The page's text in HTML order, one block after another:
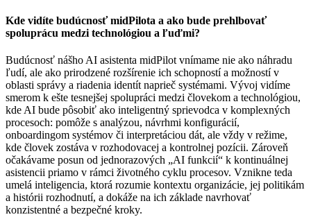
Kde vidíte budúcnosť midPilota a ako bude prehlbovať
spoluprácu medzi technológiou a ľuďmi?
Budúcnosť nášho AI asistenta midPilot vnímame nie ako náhradu
ľudí, ale ako prirodzené rozšírenie ich schopností a možností v
oblasti správy a riadenia identít naprieč systémami. Vývoj vidíme
smerom k ešte tesnejšej spolupráci medzi človekom a technológiou,
kde AI bude pôsobiť ako inteligentný sprievodca v komplexných
procesoch: pomôže s analýzou, návrhmi konfigurácií,
onboardingom systémov či interpretáciou dát, ale vždy v režime,
kde človek zostáva v rozhodovacej a kontrolnej pozícii. Zároveň
očakávame posun od jednorazových „AI funkcií“ k kontinuálnej
asistencii priamo v rámci životného cyklu procesov. Vznikne teda
umelá inteligencia, ktorá rozumie kontextu organizácie, jej politikám
a histórii rozhodnutí, a dokáže na ich základe navrhovať
konzistentné a bezpečné kroky.